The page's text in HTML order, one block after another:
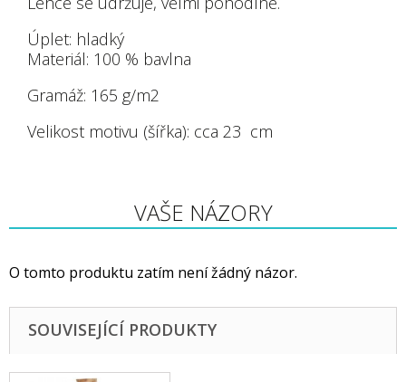
Úplet: hladký
Materiál: 100 % bavlna
Gramáž: 165 g/m2
Velikost motivu (šířka): cca 23 cm
VAŠE NÁZORY
O tomto produktu zatím není žádný názor.
SOUVISEJÍCÍ PRODUKTY